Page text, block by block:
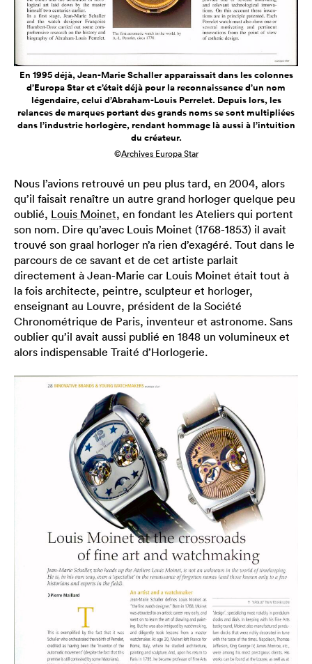
En 1995 déjà, Jean-Marie Schaller apparaissait dans les colonnes
d’Europa Star et c’était déjà pour la reconnaissance d’un nom
légendaire, celui d’Abraham-Louis Perrelet. Depuis lors, les
relances de marques portant des grands noms se sont multipliées
dans l’industrie horlogère, rendant hommage là aussi à l’intuition
du créateur.
©Archives Europa Star
Nous l’avions retrouvé un peu plus tard, en 2004, alors
qu’il faisait renaître un autre grand horloger quelque peu
oublié, Louis Moinet, en fondant les Ateliers qui portent
son nom. Dire qu’avec Louis Moinet (1768-1853) il avait
trouvé son graal horloger n’a rien d’exagéré. Tout dans le
parcours de ce savant et de cet artiste parlait
directement à Jean-Marie car Louis Moinet était tout à
la fois architecte, peintre, sculpteur et horloger,
enseignant au Louvre, président de la Société
Chronométrique de Paris, inventeur et astronome. Sans
oublier qu’il avait aussi publié en 1848 un volumineux et
alors indispensable Traité d’Horlogerie.